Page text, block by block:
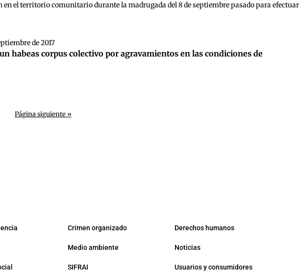
el territorio comunitario durante la madrugada del 8 de septiembre pasado para efectuar
de 2017
habeas corpus colectivo por agravamientos en las condiciones de
Página siguiente »
Crimen organizado Derechos humanos
Medio ambiente Noticias
SIFRAI Usuarios y consumidores